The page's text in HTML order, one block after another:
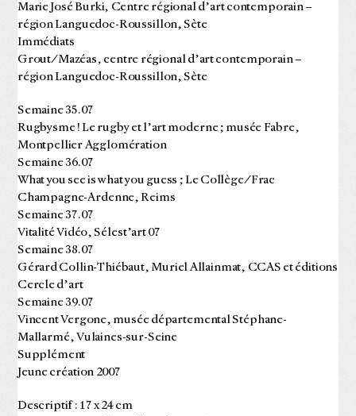
Marie José Burki, Centre régional d’art contemporain –
région Languedoc-Roussillon, Sète
Immédiats
Grout/Mazéas, centre régional d’art contemporain –
région Languedoc-Roussillon, Sète
Semaine 35.07
Rugbysme ! Le rugby et l’art moderne ; musée Fabre,
Montpellier Agglomération
Semaine 36.07
What you see is what you guess ; Le Collège/Frac
Champagne-Ardenne, Reims
Semaine 37.07
Vitalité Vidéo, Sélest’art 07
Semaine 38.07
Gérard Collin-Thiébaut, Muriel Allainmat, CCAS et éditions
Cercle d’art
Semaine 39.07
Vincent Vergone, musée départemental Stéphane-
Mallarmé, Vulaines-sur-Seine
Supplément
Jeune création 2007
Descriptif : 17 x 24 cm